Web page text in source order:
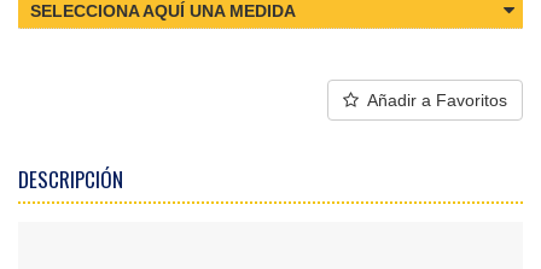
SELECCIONA AQUÍ UNA MEDIDA
Añadir a Favoritos
DESCRIPCIÓN